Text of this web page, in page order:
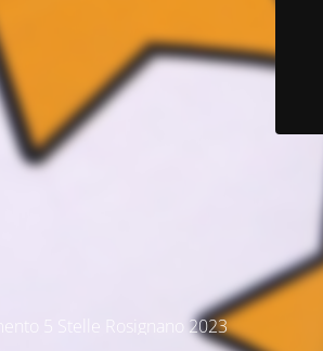
5 Stelle Rosignano 2023